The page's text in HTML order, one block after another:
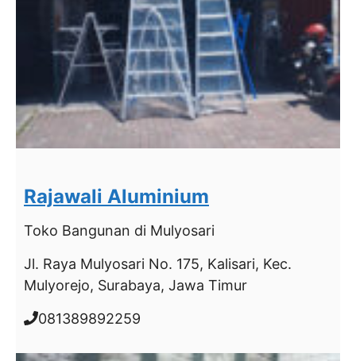
Rajawali Aluminium
Toko Bangunan di Mulyosari
Jl. Raya Mulyosari No. 175, Kalisari, Kec.
Mulyorejo, Surabaya, Jawa Timur
081389892259